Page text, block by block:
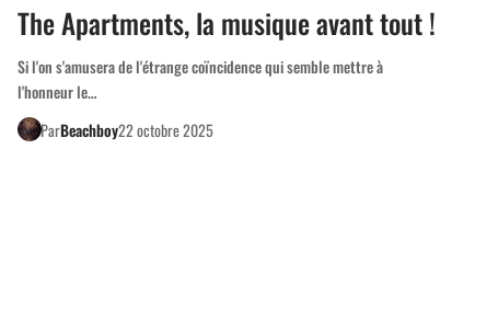
The Apartments, la musique avant tout !
Si l'on s'amusera de l'étrange coïncidence qui semble mettre à
l'honneur le…
ParBeachboy22 octobre 2025